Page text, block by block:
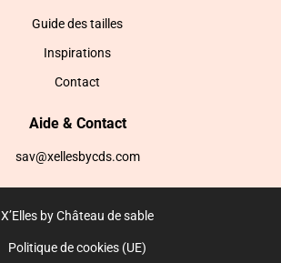
Guide des tailles
Inspirations
Contact
Aide & Contact
sav@xellesbycds.com
X’Elles by Château de sable
Politique de cookies (UE)